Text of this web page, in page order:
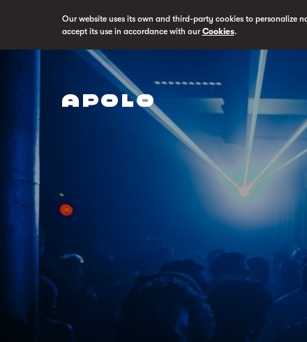
Our website uses its own and third-party cookies to personalize
accept its use in accordance with ourCookies.